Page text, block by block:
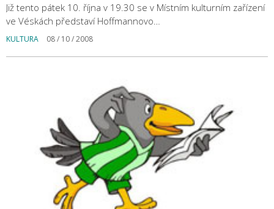
Již tento pátek 10. října v 19.30 se v Místním kulturním zařízení
ve Véskách představí Hoffmannovo…
KULTURA 08 / 10 / 2008